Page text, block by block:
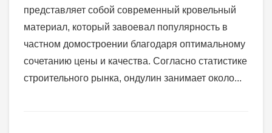
представляет собой современный кровельный
материал, который завоевал популярность в
частном домостроении благодаря оптимальному
сочетанию цены и качества. Согласно статистике
строительного рынка, ондулин занимает около...